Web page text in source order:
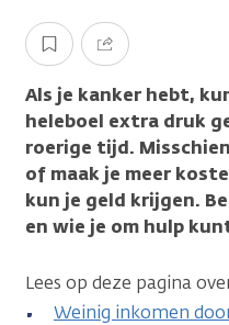
Opslaan Delen
Als je kanker hebt,
heleboel extra druk
roerige tijd.
of maak je meer
kun je geld krijgen.
en wie je om hulp
Lees op deze pagina
Weinig inkomen